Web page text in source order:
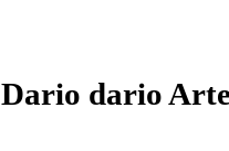
Dario dario